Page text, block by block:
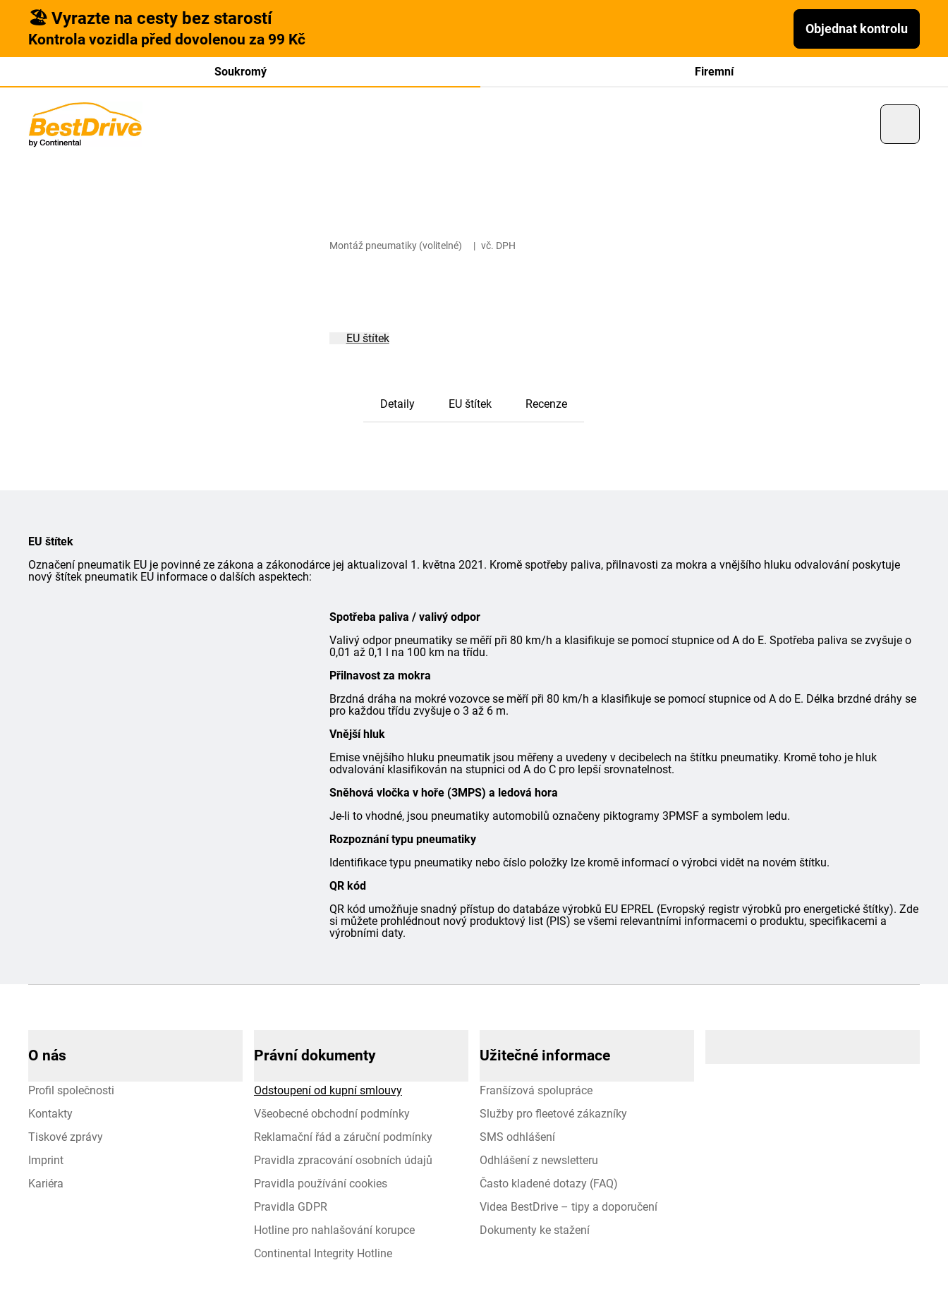
🏖️ Vyrazte na cesty bez starostí
Kontrola vozidla před dovolenou za 99 Kč
Objednat kontrolu
Soukromý Firemní
Montáž pneumatiky (volitelné) | vč. DPH
EU štítek
Detaily EU štítek Recenze
EU štítek
Označení pneumatik EU je povinné ze zákona a zákonodárce jej aktualizoval 1. května 2021. Kromě spotřeby paliva, přilnavosti za mokra a vnějšího hluku odvalování poskytuje
nový štítek pneumatik EU informace o dalších aspektech:
Spotřeba paliva / valivý odpor
Valivý odpor pneumatiky se měří při 80 km/h a klasifikuje se pomocí stupnice od A do E. Spotřeba paliva se zvyšuje o
0,01 až 0,1 l na 100 km na třídu.
Přilnavost za mokra
Brzdná dráha na mokré vozovce se měří při 80 km/h a klasifikuje se pomocí stupnice od A do E. Délka brzdné dráhy se
pro každou třídu zvyšuje o 3 až 6 m.
Vnější hluk
Emise vnějšího hluku pneumatik jsou měřeny a uvedeny v decibelech na štítku pneumatiky. Kromě toho je hluk
odvalování klasifikován na stupnici od A do C pro lepší srovnatelnost.
Sněhová vločka v hoře (3MPS) a ledová hora
Je-li to vhodné, jsou pneumatiky automobilů označeny piktogramy 3PMSF a symbolem ledu.
Rozpoznání typu pneumatiky
Identifikace typu pneumatiky nebo číslo položky lze kromě informací o výrobci vidět na novém štítku.
QR kód
QR kód umožňuje snadný přístup do databáze výrobků EU EPREL (Evropský registr výrobků pro energetické štítky). Zde
si můžete prohlédnout nový produktový list (PIS) se všemi relevantními informacemi o produktu, specifikacemi a
výrobními daty.
O nás
Profil společnosti
Kontakty
Tiskové zprávy
Imprint
Kariéra
Právní dokumenty
Odstoupení od kupní smlouvy
Všeobecné obchodní podmínky
Reklamační řád a záruční podmínky
Pravidla zpracování osobních údajů
Pravidla používání cookies
Pravidla GDPR
Hotline pro nahlašování korupce
Continental Integrity Hotline
Užitečné informace
Franšízová spolupráce
Služby pro fleetové zákazníky
SMS odhlášení
Odhlášení z newsletteru
Často kladené dotazy (FAQ)
Videa BestDrive – tipy a doporučení
Dokumenty ke stažení